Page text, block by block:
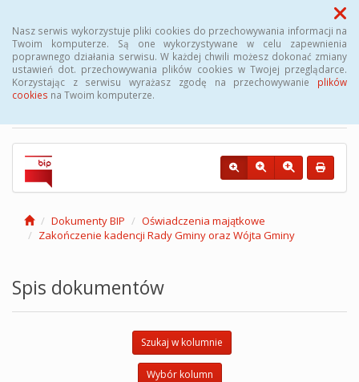
Nasz serwis wykorzystuje pliki cookies do przechowywania informacji na
Twoim komputerze. Są one wykorzystywane w celu zapewnienia
poprawnego działania serwisu. W każdej chwili możesz dokonać zmiany
ustawień dot. przechowywania plików cookies w Twojej przeglądarce.
Korzystając z serwisu wyrażasz zgodę na przechowywanie plików
cookies na Twoim komputerze.
Menu
Biuletyn Informacji
Publicznej Gminy Kęsowo
Dokumenty BIP
Oświadczenia majątkowe
Zakończenie kadencji Rady Gminy oraz Wójta Gminy
Spis dokumentów
Szukaj w kolumnie
Wybór kolumn